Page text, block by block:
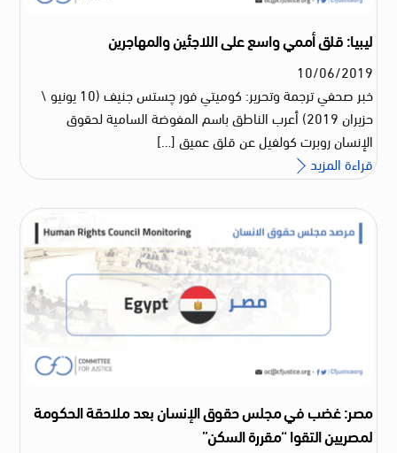
ليبيا: قلق أممي واسع على اللاجئين والمهاجرين
10/06/2019
خبر صحفي ترجمة وتحرير: كوميتي فور چستس جنيف (10 يونيو \
حزيران 2019) أعرب الناطق باسم المفوضة السامية لحقوق
الإنسان روبرت كولفيل عن قلق عميق […]
قراءة المزيد
مصر: غضب في مجلس حقوق الإنسان بعد ملاحقة الحكومة
لمصريين التقوا “مقررة السكن”